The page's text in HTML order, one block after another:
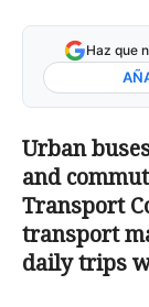
Haz que
Urban
and
Transport
transport
daily trips